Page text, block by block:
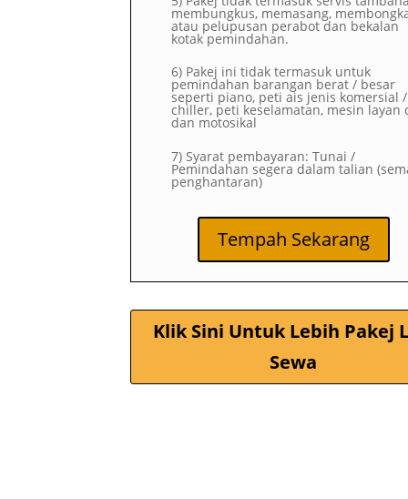
membungkus, memasang,
atau pelupusan perabot dan bekalan
kotak pemindahan.
6) Pakej ini tidak termasuk untuk
pemindahan barangan berat / besar
seperti piano, peti ais jenis komersial /
chiller, peti keselamatan, mesin layan
dan motosikal
7) Syarat pembayaran: Tunai /
Pemindahan segera dalam talian
penghantaran)
Tempah Sekarang
Klik Sini Untuk Lebih Pakej
Sewa